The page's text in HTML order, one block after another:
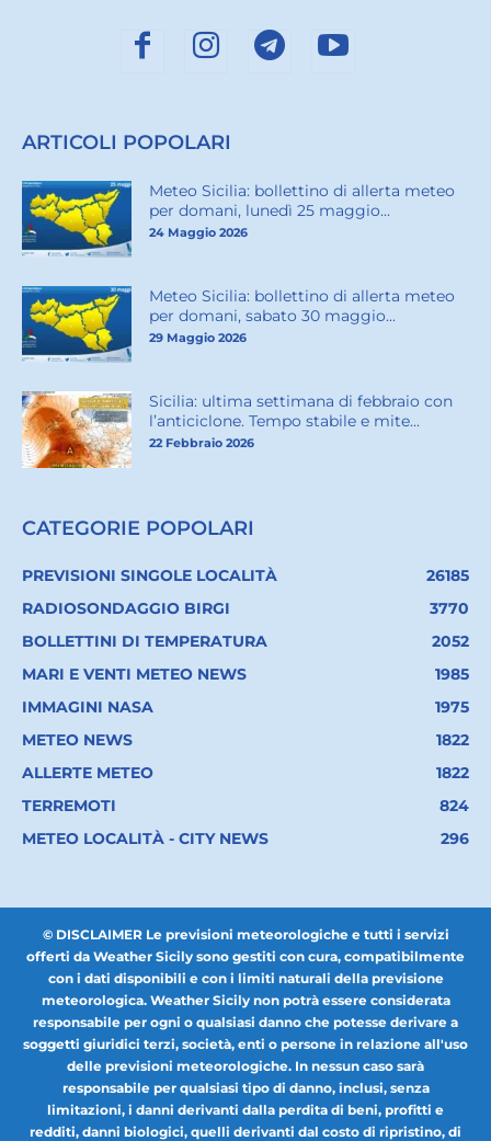
ARTICOLI POPOLARI
Meteo Sicilia: bollettino di allerta meteo
per domani, lunedì 25 maggio...
24 Maggio 2026
Meteo Sicilia: bollettino di allerta meteo
per domani, sabato 30 maggio...
29 Maggio 2026
Sicilia: ultima settimana di febbraio con
l’anticiclone. Tempo stabile e mite...
22 Febbraio 2026
CATEGORIE POPOLARI
PREVISIONI SINGOLE LOCALITÀ
26185
RADIOSONDAGGIO BIRGI
3770
BOLLETTINI DI TEMPERATURA
2052
MARI E VENTI METEO NEWS
1985
IMMAGINI NASA
1975
METEO NEWS
1822
ALLERTE METEO
1822
TERREMOTI
824
METEO LOCALITÀ - CITY NEWS
296
© DISCLAIMER Le previsioni meteorologiche e tutti i servizi
offerti da Weather Sicily sono gestiti con cura, compatibilmente
con i dati disponibili e con i limiti naturali della previsione
meteorologica. Weather Sicily non potrà essere considerata
responsabile per ogni o qualsiasi danno che potesse derivare a
soggetti giuridici terzi, società, enti o persone in relazione all'uso
delle previsioni meteorologiche. In nessun caso sarà
responsabile per qualsiasi tipo di danno, inclusi, senza
limitazioni, i danni derivanti dalla perdita di beni, profitti e
redditi, danni biologici, quelli derivanti dal costo di ripristino, di